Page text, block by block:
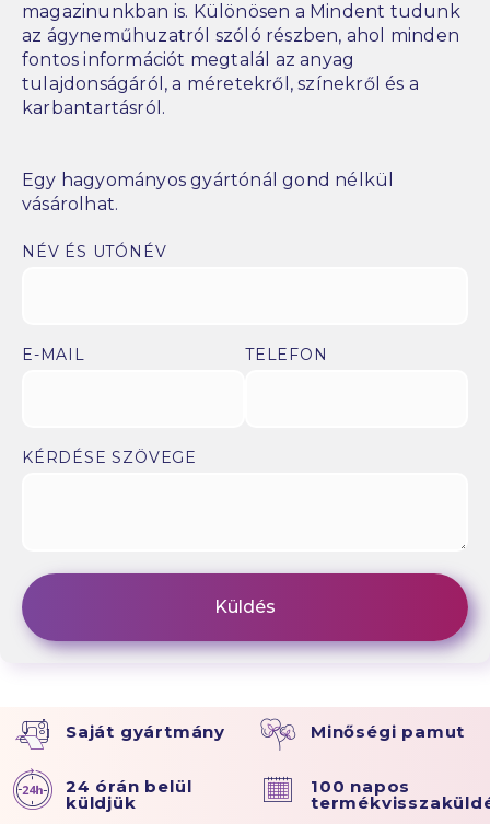
magazinunkban is. Különösen a Mindent tudunk
az ágyneműhuzatról szóló részben, ahol minden
fontos információt megtalál az anyag
tulajdonságáról, a méretekről, színekről és a
karbantartásról.
Egy hagyományos gyártónál gond nélkül
vásárolhat.
NÉV ÉS UTÓNÉV
E-MAIL TELEFON
KÉRDÉSE SZÖVEGE
Saját gyártmány Minőségi pamut
24 órán belül
küldjük
100 napos